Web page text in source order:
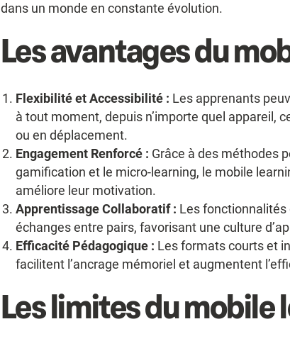
dans un monde en constante évolution.
Les avantages du
Flexibilité et Accessibilité : Les apprenants
à tout moment, depuis n’importe quel appareil,
ou en déplacement.
Engagement Renforcé : Grâce à des méthodes
gamification et le micro-learning, le mobile
améliore leur motivation.
Apprentissage Collaboratif : Les fonctionnalités
échanges entre pairs, favorisant une culture
Efficacité Pédagogique : Les formats courts et
facilitent l’ancrage mémoriel et augmentent
Les limites du mobile